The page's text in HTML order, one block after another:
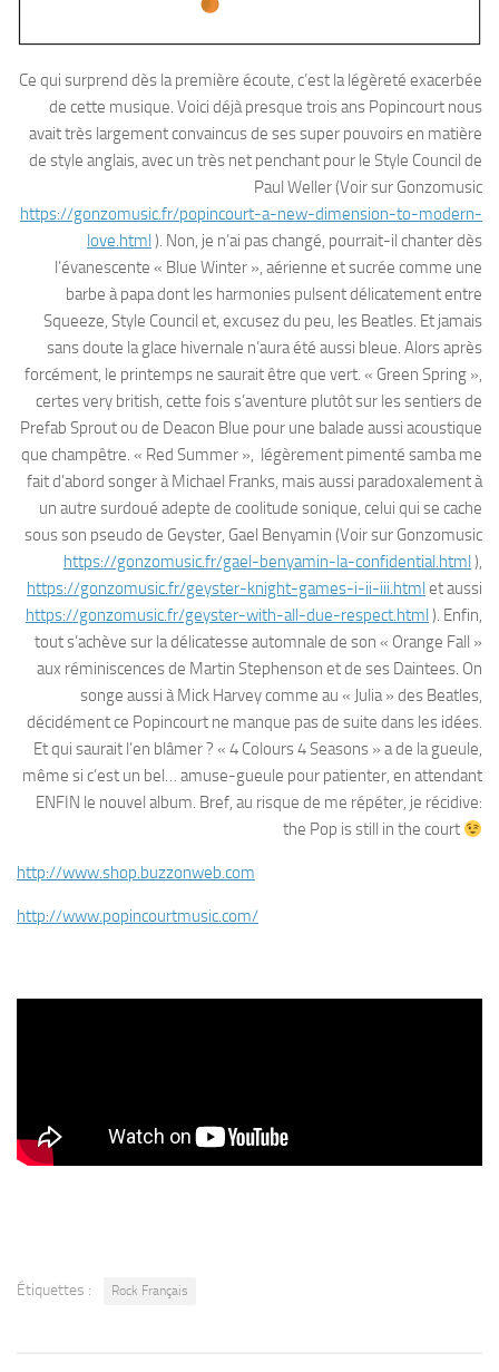
Ce qui surprend dès la première écoute, c’est la légèreté exacerbée
de cette musique. Voici déjà presque trois ans Popincourt nous
avait très largement convaincus de ses super pouvoirs en matière
de style anglais, avec un très net penchant pour le Style Council de
Paul Weller (Voir sur Gonzomusic
https://gonzomusic.fr/popincourt-a-new-dimension-to-modern-
love.html ). Non, je n’ai pas changé, pourrait-il chanter dès
l’évanescente « Blue Winter », aérienne et sucrée comme une
barbe à papa dont les harmonies pulsent délicatement entre
Squeeze, Style Council et, excusez du peu, les Beatles. Et jamais
sans doute la glace hivernale n’aura été aussi bleue. Alors après
forcément, le printemps ne saurait être que vert. « Green Spring »,
certes very british, cette fois s’aventure plutôt sur les sentiers de
Prefab Sprout ou de Deacon Blue pour une balade aussi acoustique
que champêtre. « Red Summer », légèrement pimenté samba me
fait d’abord songer à Michael Franks, mais aussi paradoxalement à
un autre surdoué adepte de coolitude sonique, celui qui se cache
sous son pseudo de Geyster, Gael Benyamin (Voir sur Gonzomusic
https://gonzomusic.fr/gael-benyamin-la-confidential.html ),
https://gonzomusic.fr/geyster-knight-games-i-ii-iii.html et aussi
https://gonzomusic.fr/geyster-with-all-due-respect.html ). Enfin,
tout s’achève sur la délicatesse automnale de son « Orange Fall »
aux réminiscences de Martin Stephenson et de ses Daintees. On
songe aussi à Mick Harvey comme au « Julia » des Beatles,
décidément ce Popincourt ne manque pas de suite dans les idées.
Et qui saurait l’en blâmer ? « 4 Colours 4 Seasons » a de la gueule,
même si c’est un bel… amuse-gueule pour patienter, en attendant
ENFIN le nouvel album. Bref, au risque de me répéter, je récidive:
the Pop is still in the court
http://www.shop.buzzonweb.com
http://www.popincourtmusic.com/
Étiquettes : Rock Français